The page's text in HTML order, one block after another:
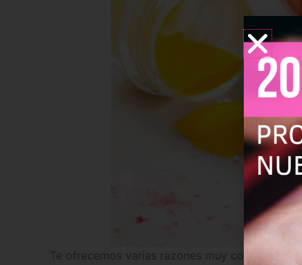
Te ofrecemos varias razones muy